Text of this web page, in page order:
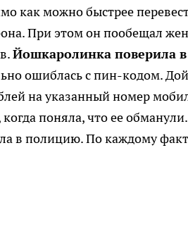
как можно быстрее
При этом он пообещал
Йошкаролинка поверила в
ошиблась с пин-кодом.
на указанный номер
поняла, что ее
в полицию. По каждому